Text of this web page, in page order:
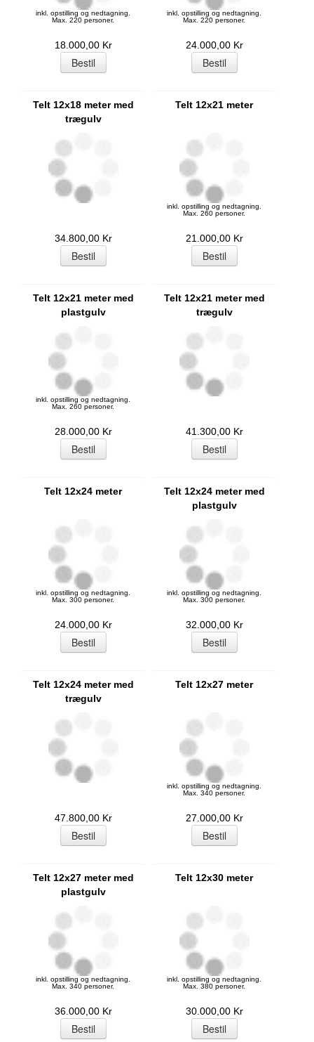
inkl. opstilling og nedtagning.
Max. 220 personer.
18.000,00 Kr
inkl. opstilling og nedtagning.
Max. 220 personer.
24.000,00 Kr
Telt 12x18 meter med
trægulv
34.800,00 Kr
Telt 12x21 meter
inkl. opstilling og nedtagning.
Max. 260 personer.
21.000,00 Kr
Telt 12x21 meter med
plastgulv
inkl. opstilling og nedtagning.
Max. 260 personer.
28.000,00 Kr
Telt 12x21 meter med
trægulv
41.300,00 Kr
Telt 12x24 meter
inkl. opstilling og nedtagning.
Max. 300 personer.
24.000,00 Kr
Telt 12x24 meter med
plastgulv
inkl. opstilling og nedtagning.
Max. 300 personer.
32.000,00 Kr
Telt 12x24 meter med
trægulv
47.800,00 Kr
Telt 12x27 meter
inkl. opstilling og nedtagning.
Max. 340 personer.
27.000,00 Kr
Telt 12x27 meter med
plastgulv
inkl. opstilling og nedtagning.
Max. 340 personer.
36.000,00 Kr
Telt 12x30 meter
inkl. opstilling og nedtagning.
Max. 380 personer.
30.000,00 Kr